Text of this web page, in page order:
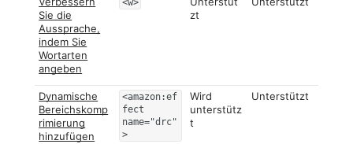
Sie die
Aussprache,
indem Sie
Wortarten
angeben
<w>
zt
Dynamische
Bereichskomp
rimierung
hinzufügen
<amazon:ef
fect
name="drc"
>
Wird
unterstütz
t
Unterstützt